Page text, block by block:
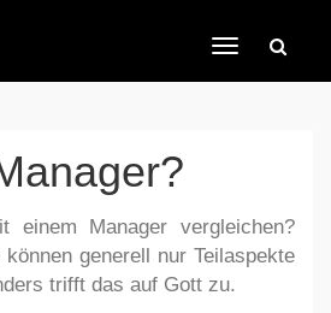
Toggle
navigation
einem Manager vergleichen?
generell nur Teilaspekte
trifft das auf Gott zu.